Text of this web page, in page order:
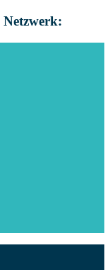
Netzwerk: